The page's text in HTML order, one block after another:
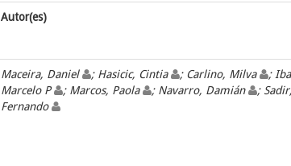
Autor(es)
Maceira, Daniel ; Hasicic, Cintia ; Carlino, Milva
;
Marcelo P
; Marcos, Paola ; Navarro, Damián
; Sadir,
Fernando